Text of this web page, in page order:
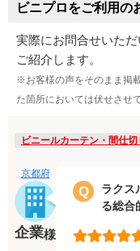
ビニプロをご利用の
実際にお問合せいた
ご紹介します。
※お客様の声をそのまま掲
た箇所においては伏せさせ
ビニールカーテン・間仕
京都府
企業様
Q
ラクス
る総合